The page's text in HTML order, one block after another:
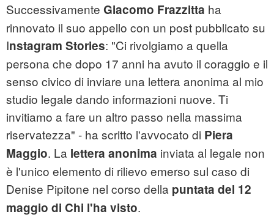
Successivamente Giacomo Frazzitta ha
rinnovato il suo appello con un post pubblicato su
Instagram Stories: "Ci rivolgiamo a quella
persona che dopo 17 anni ha avuto il coraggio e il
senso civico di inviare una lettera anonima al mio
studio legale dando informazioni nuove. Ti
invitiamo a fare un altro passo nella massima
riservatezza" - ha scritto l'avvocato di Piera
Maggio. La lettera anonima inviata al legale non
è l'unico elemento di rilievo emerso sul caso di
Denise Pipitone nel corso della puntata del 12
maggio di Chi l'ha visto.